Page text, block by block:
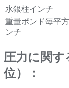
水銀柱インチ
重量ポンド毎平
ンチ
圧力に関す
位）：